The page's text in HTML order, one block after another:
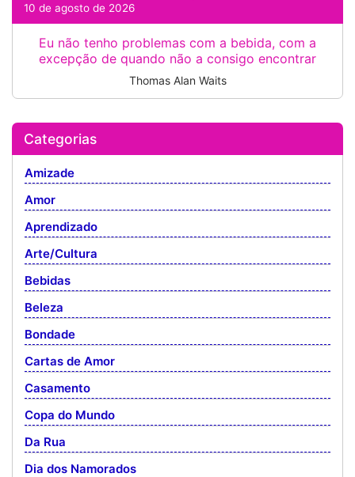
10 de agosto de 2026
Eu não tenho problemas com a bebida, com a
excepção de quando não a consigo encontrar
Thomas Alan Waits
Categorias
Amizade
Amor
Aprendizado
Arte/Cultura
Bebidas
Beleza
Bondade
Cartas de Amor
Casamento
Copa do Mundo
Da Rua
Dia dos Namorados